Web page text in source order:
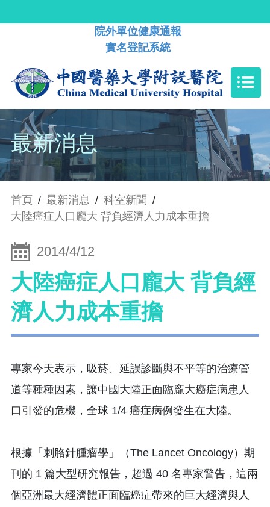
院外單位健康通報
實名登記系統
最新消息
首頁 / 最新消息 / 科室新聞 /
大陸癌症人口龐大 背負經濟人力成本重擔
2014/4/12
大陸癌症人口龐大 背負經
濟人力成本重擔
專家今天表示，吸菸、延誤診斷與不平等的治療管
道等種種因素，讓中國大陸正面臨龐大癌症病患人
口引發的危機，全球 1/4 癌症病例發生在大陸。
根據「刺胳針腫瘤學」（The Lancet Oncology）期
刊的 1 篇大型研究報告，超過 40 名專家警告，這兩
個亞洲最大經濟體正面臨癌症帶來的巨大經濟與人